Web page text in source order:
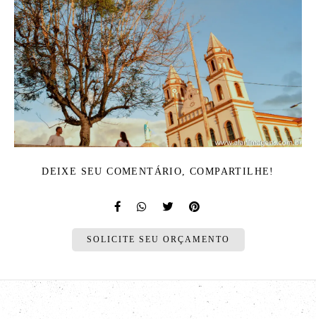
DEIXE SEU COMENTÁRIO, COMPARTILHE!
SOLICITE SEU ORÇAMENTO